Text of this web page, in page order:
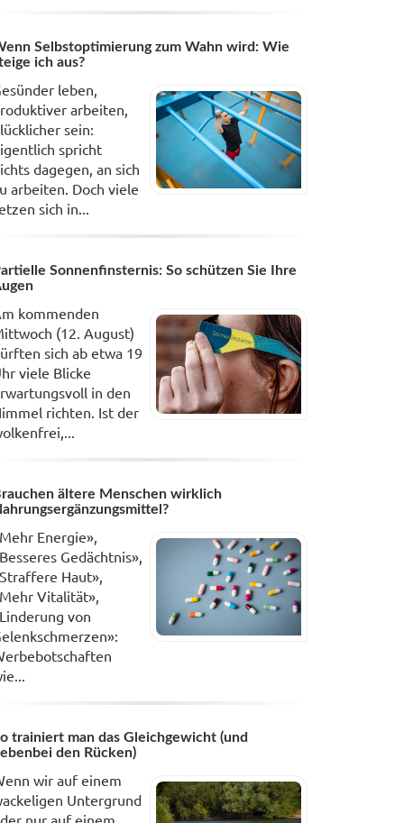
Selbstoptimierung zum Wahn wird: Wie
ich aus?
leben,
arbeiten,
sein:
spricht
dagegen, an sich
arbeiten. Doch viele
sich in...
Sonnenfinsternis: So schützen Sie Ihre
kommenden
(12. August)
sich ab etwa 19
viele Blicke
in den
richten. Ist der
ältere Menschen wirklich
Energie»,
Gedächtnis»,
Haut»,
Vitalität»,
von
trainiert man das Gleichgewicht (und
den Rücken)
wir auf einem
Untergrund
nur auf einem